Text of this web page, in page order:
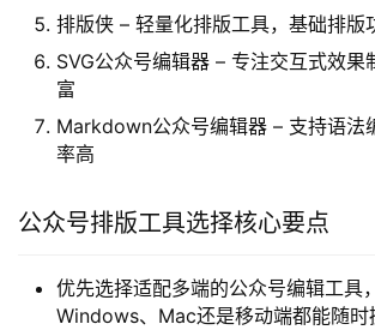
排版侠 – 轻量化排版工具，基础排版
SVG公众号编辑器 – 专注交互式效果
富
Markdown公众号编辑器 – 支持语法
率高
公众号排版工具选择核心要点
优先选择适配多端的公众号编辑工具
Windows、Mac还是移动端都能随时